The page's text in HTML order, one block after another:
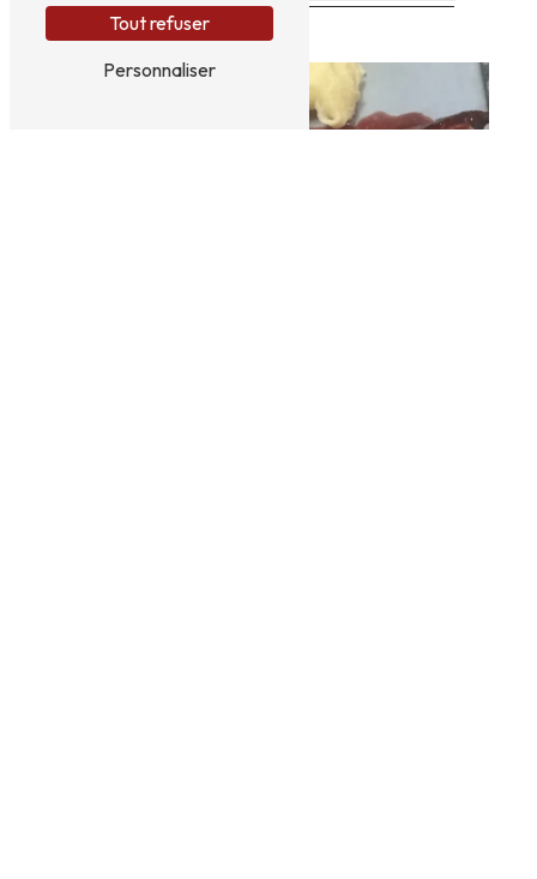
Tout refuser
Personnaliser